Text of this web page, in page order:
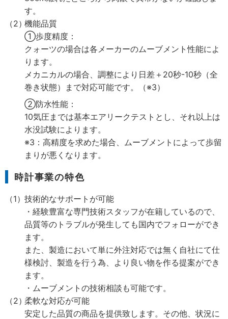
す。
機能品質
①歩度精度：
クォーツの場合は各メーカーのムーブメント性能によ
ります。
メカニカルの場合、調整により日差＋20秒-10秒（全
巻き状態）まで対応可能です。（※3）
②防水性能：
10気圧までは基本エアリークテストとし、それ以上は
水没試験によります。
※3：高精度を求めた場合、ムーブメントによって歩留
まりが悪くなります。
時計事業の特色
技術的なサポートが可能
・経験豊富な専門技術スタッフが在籍しているので、
品質等のトラブルが発生しても国内でフォローができ
ます。
また、製造において単に外注対応では無く自社にて仕
様検討、製造を行う為、より良い物を作る提案ができ
ます。
・ムーブメントの技術相談も可能です。
柔軟な対応が可能
安定した品質の商品を提供致します。その他、状況に